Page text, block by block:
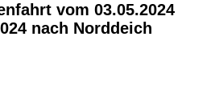
vom 03.05.2024
nach Norddeich